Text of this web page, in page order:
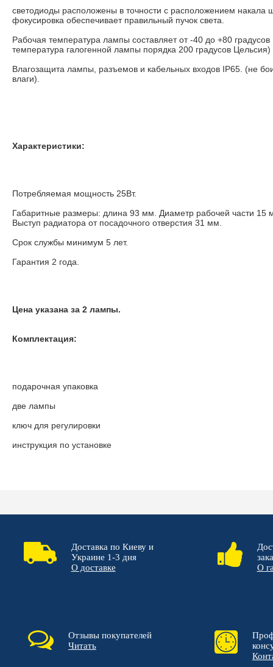
светодиоды расположены в точности с расположением
фокусировка обеспечивает правильный пучок света.
Рабочая температура лампы составляет от -40 до +80
температура галогенной лампы порядка 200 градусов Цельсия)
Влагозащита лампы, разъемов и кабельных входов IP65. (не
влаги).
Характеристики:
Потребляемая мощность 25Вт.
Габаритные размеры: длина 93 мм. Диаметр рабочей части 15
Выступ радиатора от посадочного отверстия 31 мм.
Срок службы минимум 5 лет.
Гарантия 2 года.
Цена указана за 2 лампы.
Комплектация:
подарочная упаковка
две лампы
ключ для регулировки
инструкция по установке
Доставка по Киеву и
Украине 1-3 дня
О доставке
О
Отзывы покупателей
Читать